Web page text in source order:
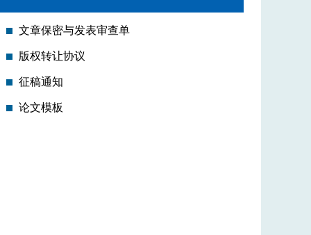
文章保密与发表审查单
版权转让协议
征稿通知
论文模板